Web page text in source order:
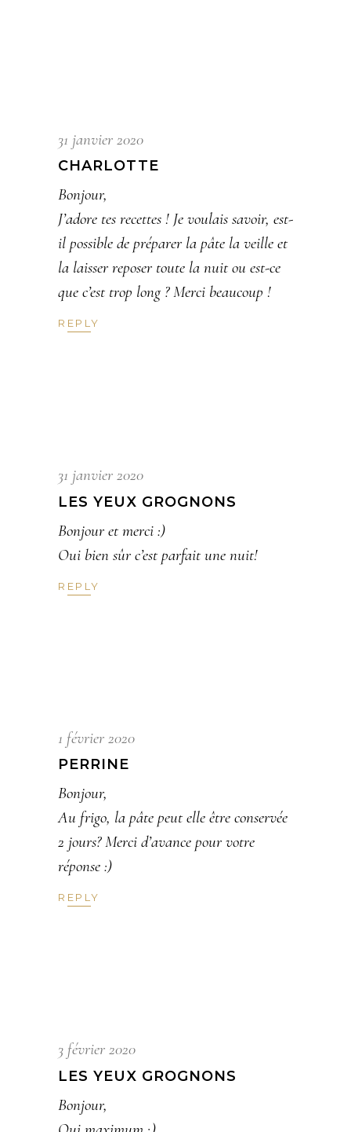
31 janvier 2020
CHARLOTTE
Bonjour,
J’adore tes recettes ! Je voulais savoir, est-
il possible de préparer la pâte la veille et
la laisser reposer toute la nuit ou est-ce
que c’est trop long ? Merci beaucoup !
REPLY
31 janvier 2020
LES YEUX GROGNONS
Bonjour et merci :)
Oui bien sûr c’est parfait une nuit!
REPLY
1 février 2020
PERRINE
Bonjour,
Au frigo, la pâte peut elle être conservée
2 jours? Merci d’avance pour votre
réponse :)
REPLY
3 février 2020
LES YEUX GROGNONS
Bonjour,